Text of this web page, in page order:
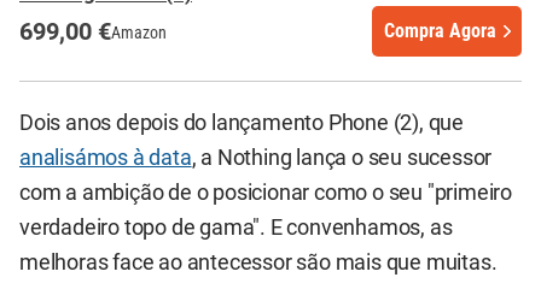
699,00 €Amazon Compra Agora
Dois anos depois do lançamento Phone (2), que
analisámos à data, a Nothing lança o seu sucessor
com a ambição de o posicionar como o seu "primeiro
verdadeiro topo de gama". E convenhamos, as
melhoras face ao antecessor são mais que muitas.